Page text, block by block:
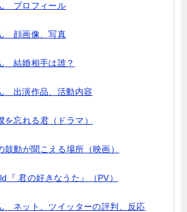
プロフィール
顔画像、写真
結婚相手は誰？
出演作品、活動内容
を忘れる君（ドラマ）
鼓動が聞こえる場所（映画）
『 君の好きなうた』（PV）
ネット、ツイッターの評判、反応